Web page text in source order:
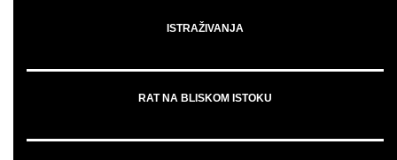
ISTRAŽIVANJA
RAT NA BLISKOM ISTOKU